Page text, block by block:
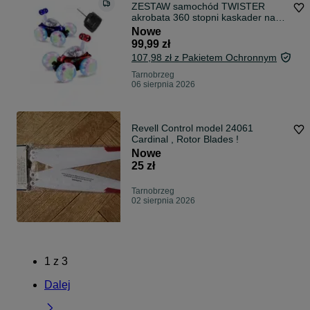
ZESTAW samochód TWISTER
akrobata 360 stopni kaskader na
pilota auto
Nowe
99,99 zł
107,98 zł z Pakietem Ochronnym
Tarnobrzeg
06 sierpnia 2026
Revell Control model 24061
Cardinal , Rotor Blades !
Nowe
25 zł
Tarnobrzeg
02 sierpnia 2026
1 z 3
Dalej